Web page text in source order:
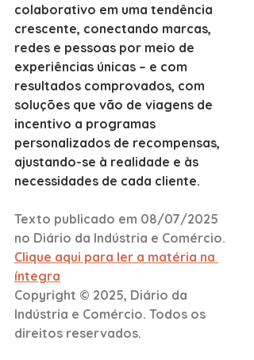
colaborativo em uma tendência
crescente, conectando marcas,
redes e pessoas por meio de
experiências únicas – e com
resultados comprovados, com
soluções que vão de viagens de
incentivo a programas
personalizados de recompensas,
ajustando-se à realidade e às
necessidades de cada cliente.
Texto publicado em 08/07/2025
no Diário da Indústria e Comércio.
Clique aqui para ler a matéria na
íntegra
Copyright © 2025, Diário da
Indústria e Comércio. Todos os
direitos reservados.